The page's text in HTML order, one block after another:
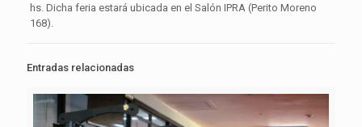
hs. Dicha feria estará ubicada en el Salón IPRA (Perito Moreno
168).
Entradas relacionadas